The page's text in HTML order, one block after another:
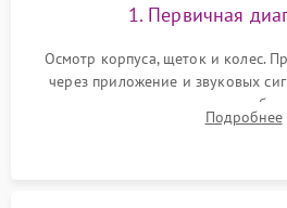
1. Первичная
Осмотр корпуса, щеток и колес.
через приложение и звуковых
аккумулятора и тестирование
Оценка работы лидара, бампера и
Подробнее